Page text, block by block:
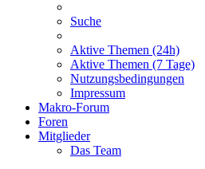
Suche
Aktive Themen (24h)
Aktive Themen (7 Tage)
Nutzungsbedingungen
Impressum
Makro-Forum
Foren
Mitglieder
Das Team